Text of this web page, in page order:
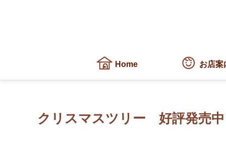
Home お店案
クリスマスツリー 好評発売中